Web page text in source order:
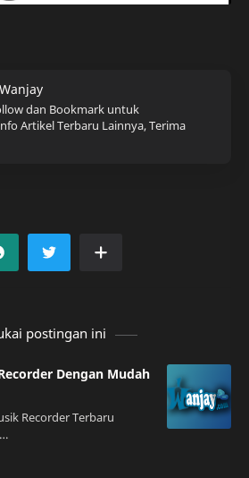
dan Bookmark untuk
Artikel Terbaru Lainnya, Terima
postingan ini
Dengan Mudah
Recorder Terbaru
Alat
adalah alat musik tiup